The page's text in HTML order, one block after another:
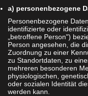
und
Kommentar
a) personenbezogene
Personenbezogene
identifizierte oder
„betroffene Person")
Person angesehen, die
Zuordnung zu einer
zu Standortdaten, zu
mehreren besonderen
physiologischen,
oder sozialen Identität
werden kann.